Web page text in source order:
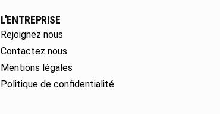
L’ENTREPRISE
Rejoignez nous
Contactez nous
Mentions légales
Politique de confidentialité